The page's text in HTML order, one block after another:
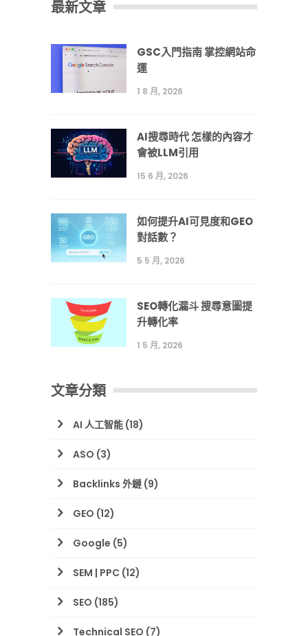
最新文章
GSC入門指南 掌控網站命
運
1 8 月, 2026
AI搜尋時代 怎樣的內容才
會被LLM引用
15 6 月, 2026
如何提升AI可見度和GEO
對話數？
5 5 月, 2026
SEO轉化漏斗 搜尋意圖提
升轉化率
1 5 月, 2026
文章分類
AI 人工智能 (18)
ASO (3)
Backlinks 外鏈(9)
GEO (12)
Google (5)
SEM | PPC (12)
SEO (185)
Technical SEO (7)